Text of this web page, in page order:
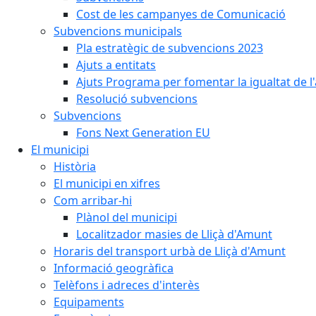
Cost de les campanyes de Comunicació
Subvencions municipals
Pla estratègic de subvencions 2023
Ajuts a entitats
Ajuts Programa per fomentar la igualtat de
Resolució subvencions
Subvencions
Fons Next Generation EU
El municipi
Història
El municipi en xifres
Com arribar-hi
Plànol del municipi
Localitzador masies de Lliçà d'Amunt
Horaris del transport urbà de Lliçà d'Amunt
Informació geogràfica
Telèfons i adreces d'interès
Equipaments